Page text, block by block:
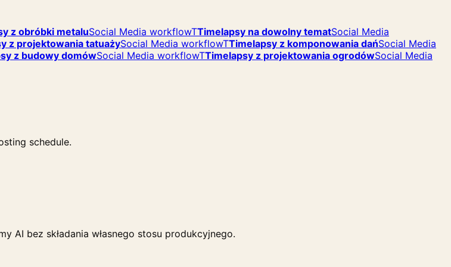
z obróbki metaluSocial Media workflowTTimelapsy na dowolny tematSocial Media
z projektowania tatuażySocial Media workflowTTimelapsy z komponowania dańSocial Media
z budowy domówSocial Media workflowTTimelapsy z projektowania ogrodówSocial Media
schedule.
AI bez składania własnego stosu produkcyjnego.